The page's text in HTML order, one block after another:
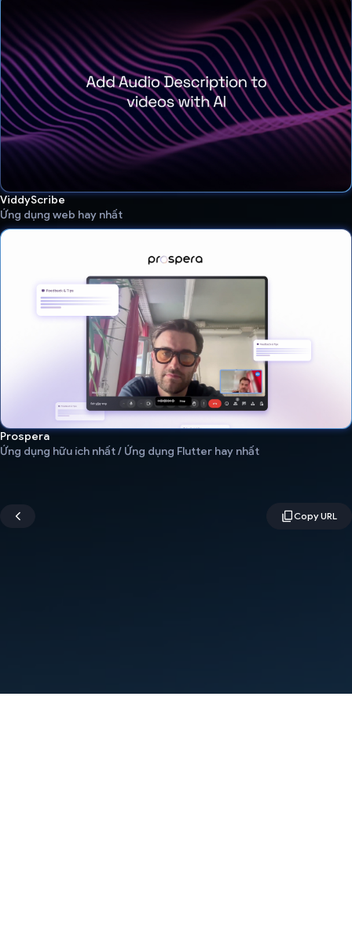
ViddyScribe
Ứng dụng web hay nhất
Prospera
Ứng dụng hữu ích nhất / Ứng dụng Flutter hay nhất